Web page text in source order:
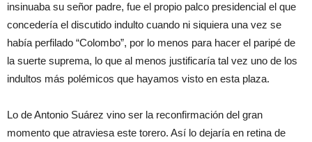
insinuaba su señor padre, fue el propio palco presidencial el que
concedería el discutido indulto cuando ni siquiera una vez se
había perfilado “Colombo”, por lo menos para hacer el paripé de
la suerte suprema, lo que al menos justificaría tal vez uno de los
indultos más polémicos que hayamos visto en esta plaza.
Lo deAntonio Suárez vino ser la reconfirmación del gran
momento que atraviesa este torero. Así lo dejaría en retina de